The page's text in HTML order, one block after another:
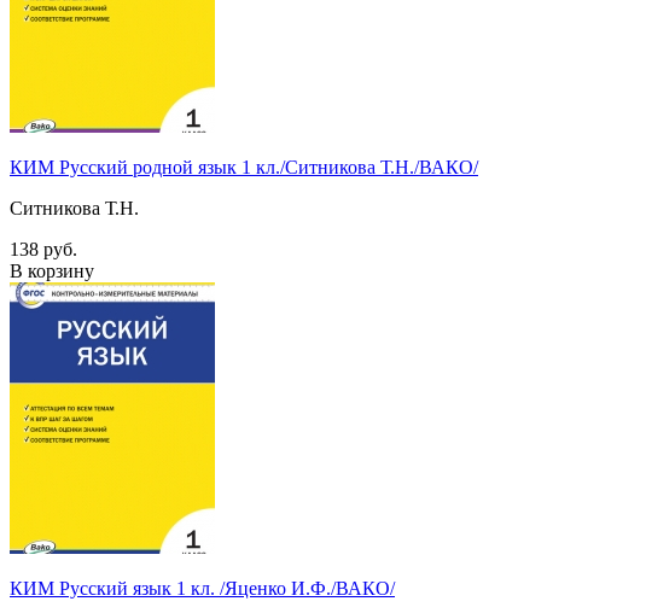
КИМ Русский родной язык 1 кл./Ситникова Т.Н./ВАКО/
Ситникова Т.Н.
138 руб.
В корзину
КИМ Русский язык 1 кл. /Яценко И.Ф./ВАКО/